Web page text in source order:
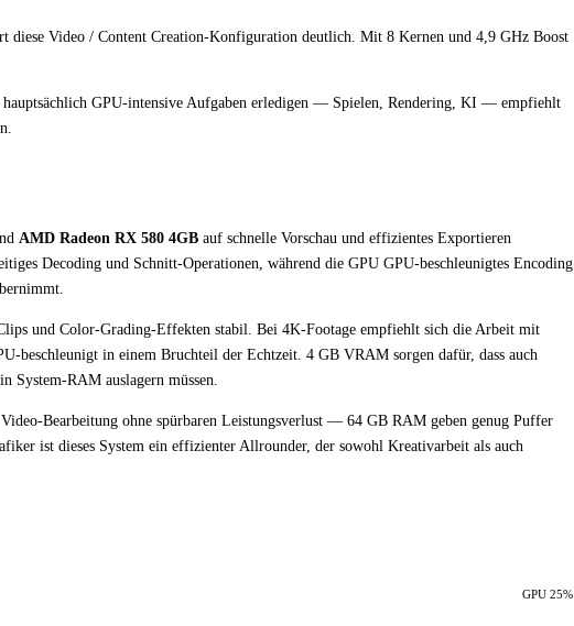
diese Video / Content Creation-Konfiguration deutlich. Mit 8 Kernen und 4,9 GHz Boost
GPU-intensive Aufgaben erledigen — Spielen, Rendering, KI — empfiehlt
AMD Radeon RX 580 4GB auf schnelle Vorschau und effizientes Exportieren
Decoding und Schnitt-Operationen, während die GPU GPU-beschleunigtes Encoding
und Color-Grading-Effekten stabil. Bei 4K-Footage empfiehlt sich die Arbeit mit
in einem Bruchteil der Echtzeit. 4 GB VRAM sorgen dafür, dass auch
System-RAM auslagern müssen.
Bearbeitung ohne spürbaren Leistungsverlust — 64 GB RAM geben genug Puffer
ist dieses System ein effizienter Allrounder, der sowohl Kreativarbeit als auch
GPU 25%